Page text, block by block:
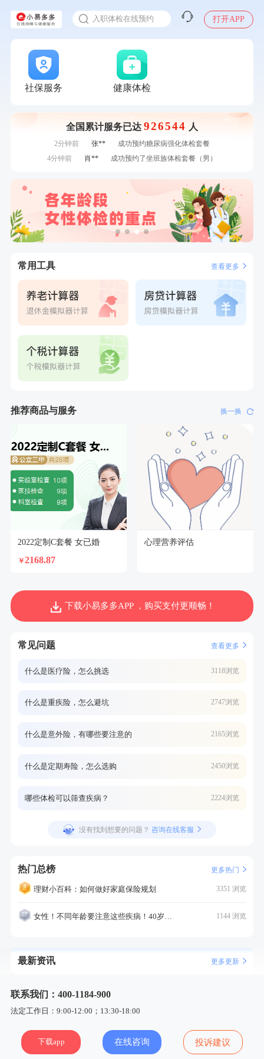
入职体检在线预约
打开APP
社保服务 健康体检
全国累计服务已达 926544 人
7分钟前 林**
成功预约了女性健康套餐二档
7分钟前
何**
购买了姚朵朵-1000g粗粮生活礼盒
刚刚
罗**
购买了美的体重秤 MO-CW5 白色
刚刚
购买了美的体重秤 MO-CW5 白色
成功预约了青少年体检套餐
成功预约了青少年体检套餐
1分钟前
购买了汤臣倍健水飞蓟葛根丹参片（护肝片）1.02g*120片
2分钟前
谭**
购买了中粮可益康红豆薏米粉500g
2分钟前
张**
成功预约糖尿病强化体检套餐
4分钟前
肖**
成功预约了坐班族体检套餐（男）
购买了便携式手持小风扇
6分钟前
林**
成功预约了女性健康套餐二档
7分钟前
林**
成功预约了女性健康套餐二档
购买了姚朵朵-1000g粗粮生活礼盒
常用工具 查看更多
推荐商品与服务 换一换
2022定制C套餐 女已婚
￥2168.87
心理营养评估
下载小易多多APP ，购买支付更顺畅！
常见问题 查看更多
什么是医疗险，怎么挑选 3118浏览
什么是重疾险，怎么避坑 2747浏览
什么是意外险，有哪些要注意的 2165浏览
什么是定期寿险，怎么选购 2450浏览
哪些体检可以筛查疾病？ 2224浏览
没有找到想要的问题？ 咨询在线客服
热门总榜 更多热门
理财小百科：如何做好家庭保险规划 3351 浏览
女性！不同年龄要注意这些疾病！40岁的这个疾病最需要注意！ 1144 浏览
最新资讯 更多更新
联系我们：400-1184-900
法定工作日：9:00-12:00；13:30-18:00
下载app 在线咨询 投诉建议